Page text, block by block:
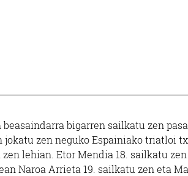
beasaindarra bigarren sailkatu zen
jokatu zen neguko Espainiako triatloi
lehian. Etor Mendia 18. sailkatu
Naroa Arrieta 19. sailkatu zen eta